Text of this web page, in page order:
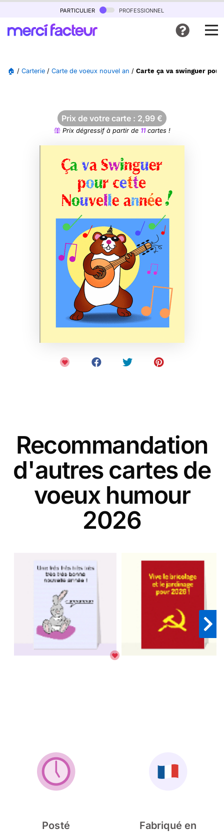
particulier professionnel
🏠 / Carterie / Carte de voeux nouvel an / Carte ça va swinguer
Prix de votre carte : 2,99 €
Prix dégressif à partir de 11cartes !
Recommandation
d'autres cartes de
voeux humour
2026
Posté
Fabriqué en